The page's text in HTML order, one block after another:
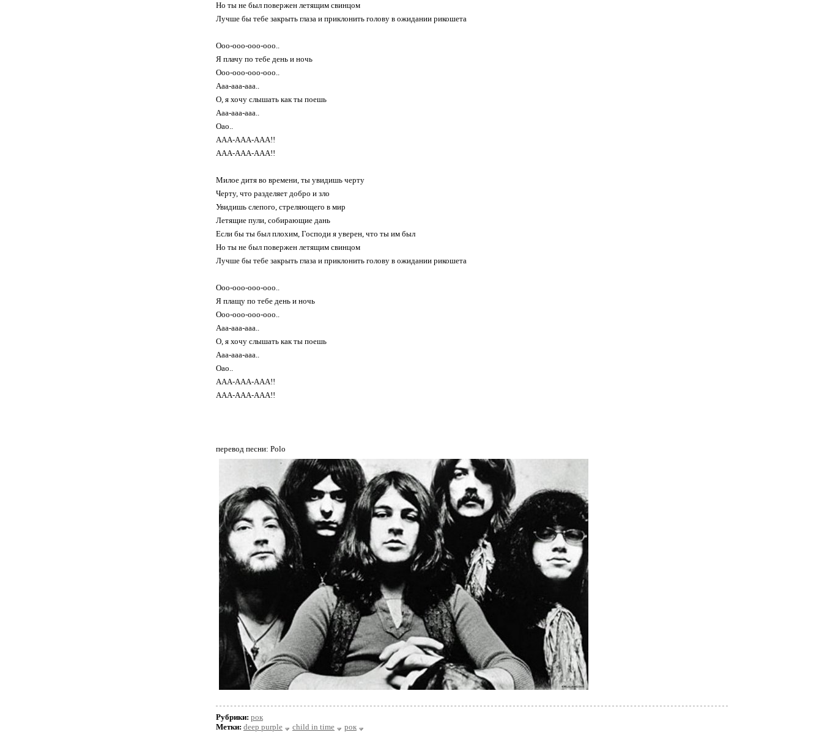
Но ты не был повержен летящим свинцом
Лучше бы тебе закрыть глаза и приклонить голову в ожидании рикошета
Ooo-ooo-ooo-ooo..
Я плачу по тебе день и ночь
Ooo-ooo-ooo-ooo..
Aaa-aaa-aaa..
О, я хочу слышать как ты поешь
Aaa-aaa-aaa..
Oao..
AAA-AAA-AAA!!
AAA-AAA-AAA!!
Милое дитя во времени, ты увидишь черту
Черту, что разделяет добро и зло
Увидишь слепого, стреляющего в мир
Летящие пули, собирающие дань
Если бы ты был плохим, Господи я уверен, что ты им был
Но ты не был повержен летящим свинцом
Лучше бы тебе закрыть глаза и приклонить голову в ожидании рикошета
Ooo-ooo-ooo-ooo..
Я плащу по тебе день и ночь
Ooo-ooo-ooo-ooo..
Aaa-aaa-aaa..
О, я хочу слышать как ты поешь
Aaa-aaa-aaa..
Oao..
AAA-AAA-AAA!!
AAA-AAA-AAA!!
перевод песни: Polo
Рубрики: рок
Метки: deep purple child in time рок